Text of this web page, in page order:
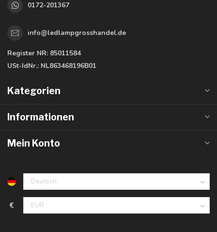
0172-201367
info@ledlampgrosshandel.de
Register NR: 85011584
USt-IdNr.: NL863468196B01
Kategorien
Informationen
Mein Konto
€